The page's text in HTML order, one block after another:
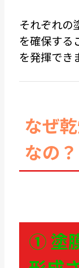
それぞれの
を確保する
を発揮でき
なぜ
なの？
① 塗